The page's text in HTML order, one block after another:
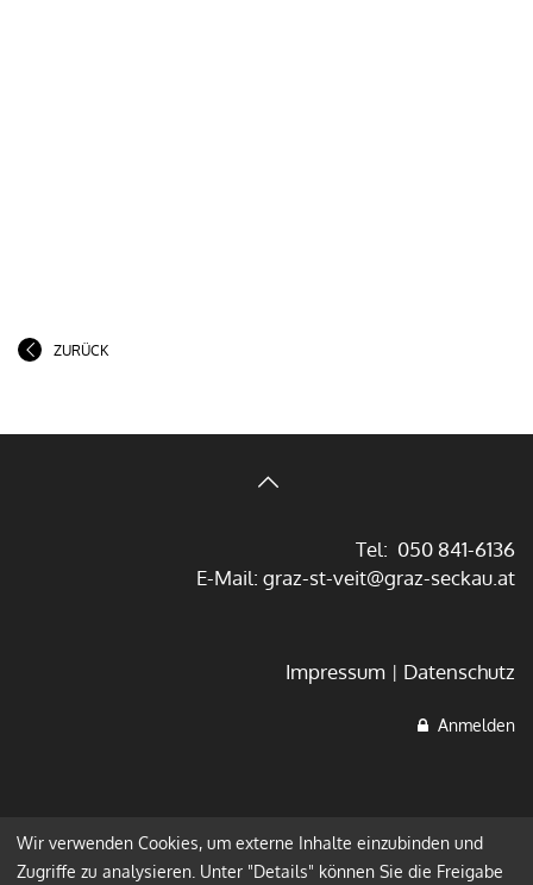
ZURÜCK
Tel: 050 841-6136
E-Mail: graz-st-veit@graz-seckau.at
Impressum Datenschutz
Anmelden
Wir verwenden Cookies, um externe Inhalte einzubinden und
Zugriffe zu analysieren. Unter "Details" können Sie die Freigabe